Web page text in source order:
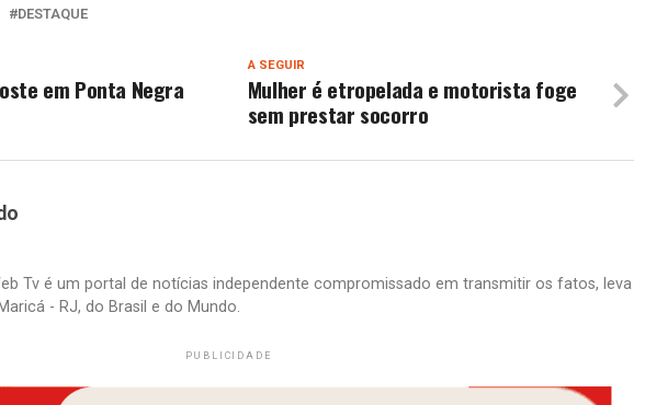
DESTAQUE
A SEGUIR
Mulher é etropelada e motorista foge
sem prestar socorro
em Ponta Negra
Tv é um portal de notícias independente compromissado em transmitir os fatos, leva
- RJ, do Brasil e do Mundo.
PUBLICIDADE